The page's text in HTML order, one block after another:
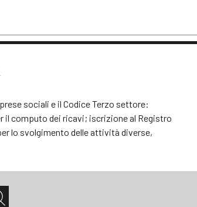
sociali e il Codice Terzo settore:
il computo dei ricavi; iscrizione al Registro
lo svolgimento delle attività diverse,